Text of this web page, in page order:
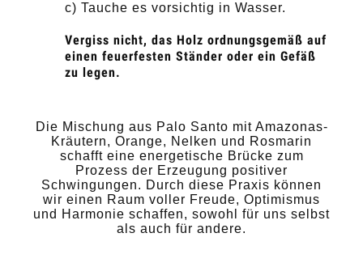
c) Tauche es vorsichtig in Wasser.
Vergiss nicht, das Holz ordnungsgemäß auf
einen feuerfesten Ständer oder ein Gefäß
zu legen.
Die Mischung aus Palo Santo mit Amazonas-
Kräutern, Orange, Nelken und Rosmarin
schafft eine energetische Brücke zum
Prozess der Erzeugung positiver
Schwingungen. Durch diese Praxis können
wir einen Raum voller Freude, Optimismus
und Harmonie schaffen, sowohl für uns selbst
als auch für andere.